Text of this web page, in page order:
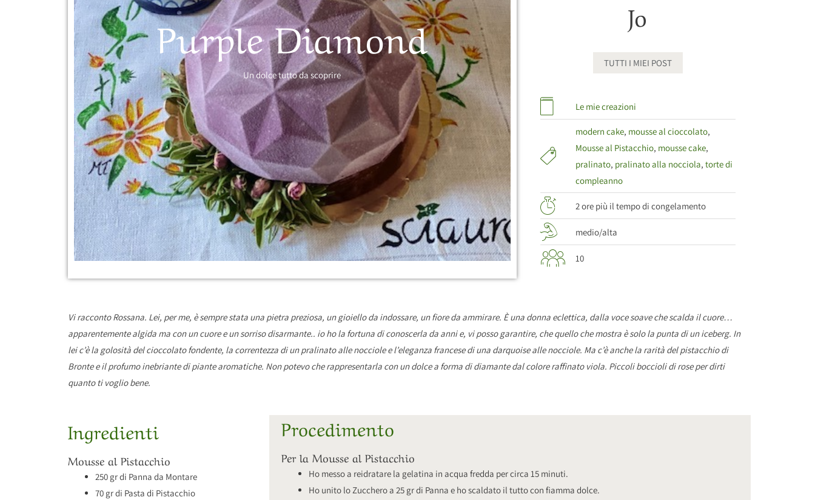
Purple Diamond
Un dolce tutto da scoprire
Jo
TUTTI I MIEI POST
Le mie creazioni
modern cake, mousse al cioccolato,
Mousse al Pistacchio, mousse cake,
pralinato, pralinato alla nocciola, torte di
compleanno
2 ore più il tempo di congelamento
medio/alta
10
Vi racconto Rossana. Lei, per me, è sempre stata una pietra preziosa, un gioiello da indossare, un fiore da ammirare. È una donna eclettica, dalla voce soave che scalda il cuore…
apparentemente algida ma con un cuore e un sorriso disarmante.. io ho la fortuna di conoscerla da anni e, vi posso garantire, che quello che mostra è solo la punta di un iceberg. In
lei c’è la golosità del cioccolato fondente, la correntezza di un pralinato alle nocciole e l’eleganza francese di una darquoise alle nocciole. Ma c’è anche la rarità del pistacchio di
Bronte e il profumo inebriante di piante aromatiche. Non potevo che rappresentarla con un dolce a forma di diamante dal colore raffinato viola. Piccoli boccioli di rose per dirti
quanto ti voglio bene.
Ingredienti
Mousse al Pistacchio
250 gr di Panna da Montare
70 gr di Pasta di Pistacchio
Procedimento
Per la Mousse al Pistacchio
Ho messo a reidratare la gelatina in acqua fredda per circa 15 minuti.
Ho unito lo Zucchero a 25 gr di Panna e ho scaldato il tutto con fiamma dolce.